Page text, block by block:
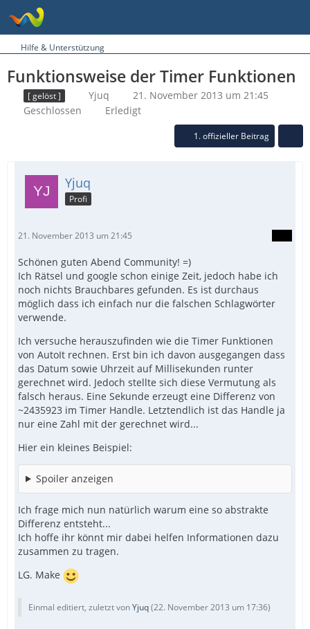
Hilfe & Unterstützung
Funktionsweise der Timer Funktionen
[ gelöst ] Yjuq
21. November 2013 um 21:45
Geschlossen
Erledigt
1. offizieller Beitrag
Yjuq
Profi
21. November 2013 um 21:45
Schönen guten Abend Community! =)
Ich Rätsel und google schon einige Zeit, jedoch habe ich
noch nichts Brauchbares gefunden. Es ist durchaus
möglich dass ich einfach nur die falschen Schlagwörter
verwende.
Ich versuche herauszufinden wie die Timer Funktionen
von AutoIt rechnen. Erst bin ich davon ausgegangen dass
das Datum sowie Uhrzeit auf Millisekunden runter
gerechnet wird. Jedoch stellte sich diese Vermutung als
falsch heraus. Eine Sekunde erzeugt eine Differenz von
~2435923 im Timer Handle. Letztendlich ist das Handle ja
nur eine Zahl mit der gerechnet wird...
Hier ein kleines Beispiel:
Spoiler anzeigen
Ich frage mich nun natürlich warum eine so abstrakte
Differenz entsteht...
Ich hoffe ihr könnt mir dabei helfen Informationen dazu
zusammen zu tragen.
LG. Make
Einmal editiert, zuletzt vonYjuq(22. November 2013 um 17:36)